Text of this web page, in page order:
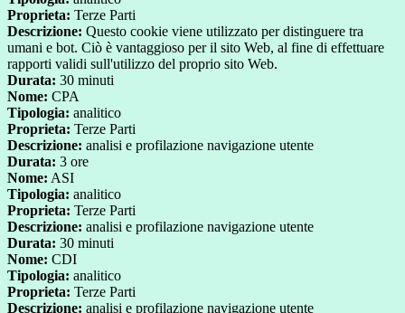
Proprieta: Terze Parti
Descrizione: Questo cookie viene utilizzato per distinguere tra
umani e bot. Ciò è vantaggioso per il sito Web, al fine di effettuare
rapporti validi sull'utilizzo del proprio sito Web.
Durata: 30 minuti
Nome: CPA
Tipologia: analitico
Proprieta: Terze Parti
Descrizione: analisi e profilazione navigazione utente
Durata: 3 ore
Nome: ASI
Tipologia: analitico
Proprieta: Terze Parti
Descrizione: analisi e profilazione navigazione utente
Durata: 30 minuti
Nome: CDI
Tipologia: analitico
Proprieta: Terze Parti
Descrizione: analisi e profilazione navigazione utente